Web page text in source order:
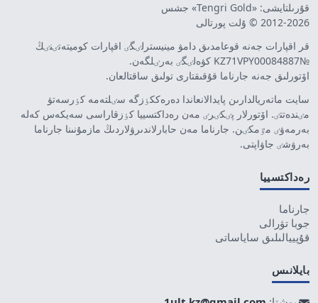
قۇرىلتايشى: «Tengri Gold» جشس
2012-2026 © ۇلت پورتالى
قر اقپارات جەنە قوعامدىق دامۋ مينيسترلٸگٸ اقپارات كوميتەتٸنٸڭ
№KZ71VPY00084887 كۋەلٸگٸ بەرٸلگەن.
اۆتورلىق جەنە جارناما قۇقىقتارى تولىق ساقتالعان.
سايت ماتەريالدارىن پايدالانعاندا دەرەككٶزگە سٸلتەمە كٶرسەتۋ
مٸندەتتٸ. اۆتورلار پٸكٸرٸ مەن رەداكتسييا كٶزقاراسى سەيكەس كەلە
بەرمەۋٸ مٷمكٸن. جارناما مەن حابارلاندىرۋلاردىڭ مازمۇنىنا جارناما
بەرۋشٸ جاۋاپتى.
رەداكتسييا
جارناما
جوبا تۋرالى
قۇپييالىلىق ساياساتى
بايلانىس